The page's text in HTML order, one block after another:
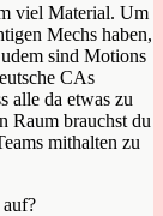
viel Material. Um
Mechs haben,
sind Motions
CAs
alle da etwas zu
Raum brauchst du
mithalten zu